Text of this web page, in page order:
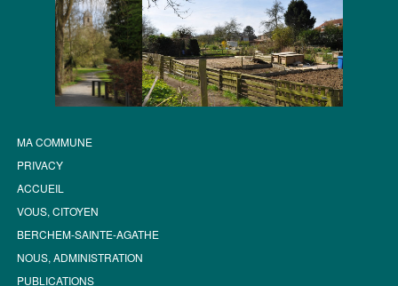
MA COMMUNE
PRIVACY
ACCUEIL
VOUS, CITOYEN
BERCHEM-SAINTE-AGATHE
NOUS, ADMINISTRATION
PUBLICATIONS